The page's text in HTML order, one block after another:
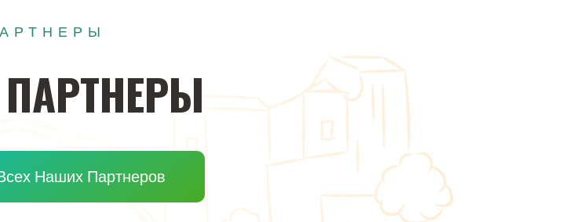
ПАРТНЕРЫ
Наших Партнеров